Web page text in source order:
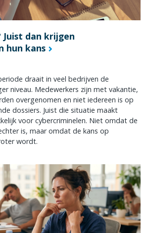
dan krijgen
hun kans
draait in veel bedrijven de
niveau. Medewerkers zijn met vakantie,
overgenomen en niet iedereen is op
dossiers. Juist die situatie maakt
voor cybercriminelen. Niet omdat de
is, maar omdat de kans op
wordt.